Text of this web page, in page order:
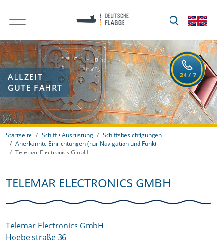
ALLZEIT
GUTE FAHRT
Startseite Schiff • Ausrüstung
Schiffsbesichtigungen
Anerkannte Einrichtungen (nur Navigation und Funk)
Telemar Electronics GmbH
TELEMAR ELECTRONICS GMBH
Telemar Electronics GmbH
Hoebelstraße 36